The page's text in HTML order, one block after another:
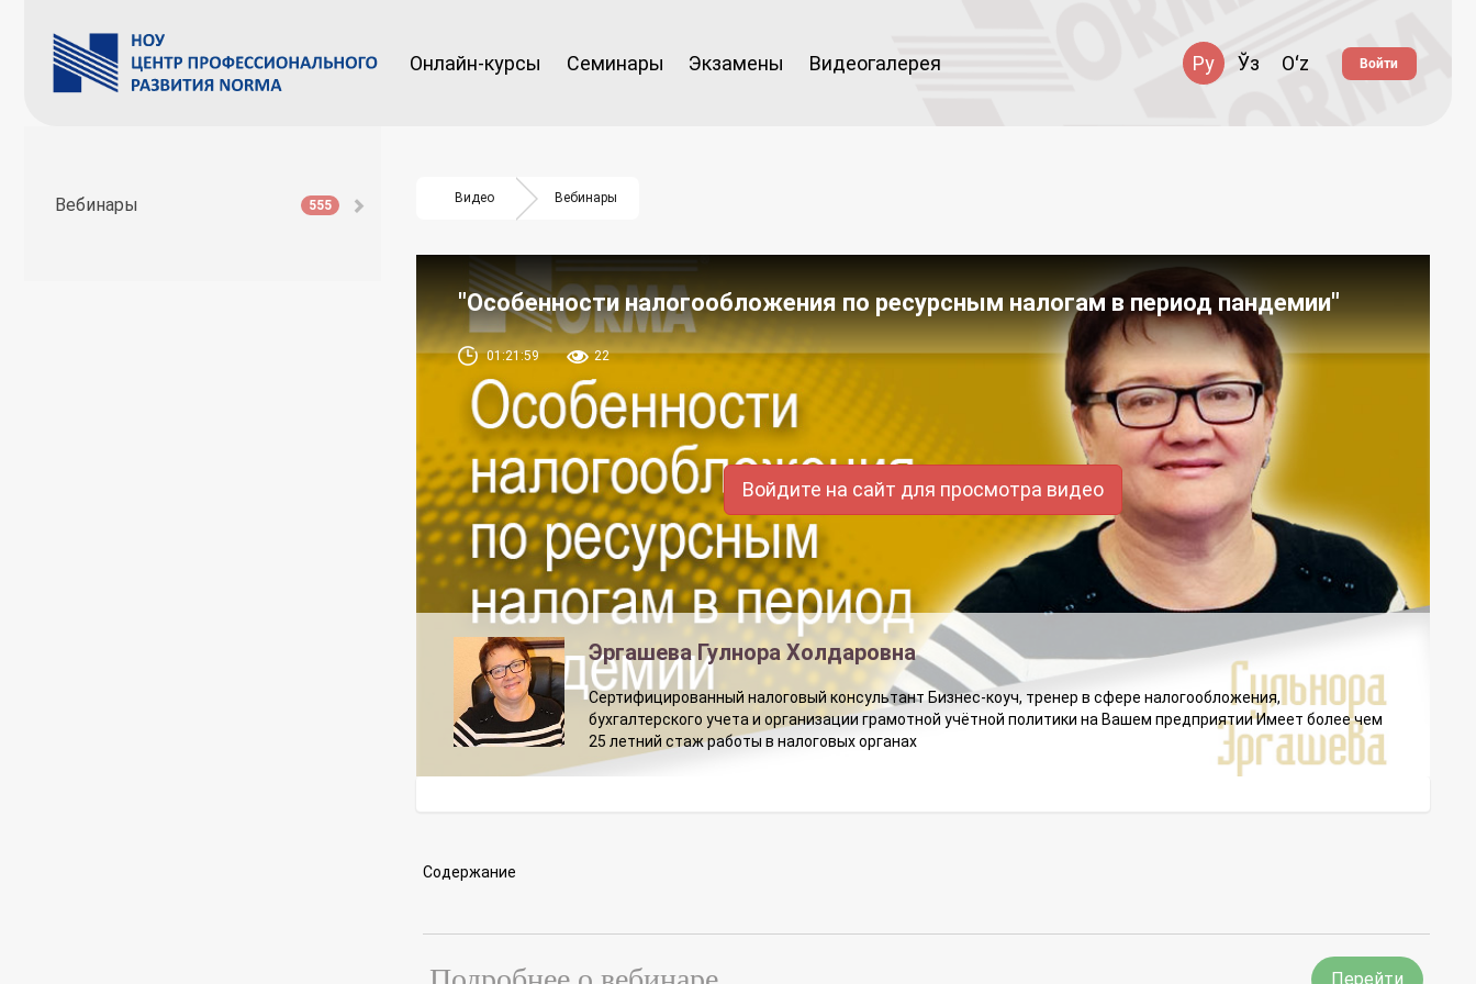
Онлайн-курсы Семинары Экзамены Видеогалерея Ру Ўз Oʻz Войти
Вебинары 555 Видео Вебинары
"Особенности налогообложения по ресурсным налогам в период пандемии"
01:21:59 22
Войдите на сайт для просмотра видео
Эргашева Гулнора Холдаровна
Сертифицированный налоговый консультант Бизнес-коуч, тренер в сфере налогообложения,
бухгалтерского учета и организации грамотной учётной политики на Вашем предприятии Имеет более чем
25 летний стаж работы в налоговых органах
Содержание
Перейти